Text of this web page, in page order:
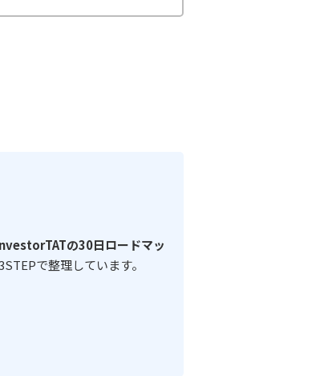
の30日ロードマッ
で整理しています。